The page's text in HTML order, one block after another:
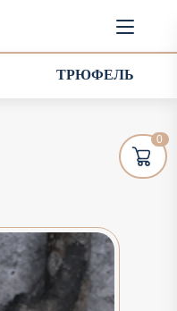
ТРЮФЕЛЬ
0